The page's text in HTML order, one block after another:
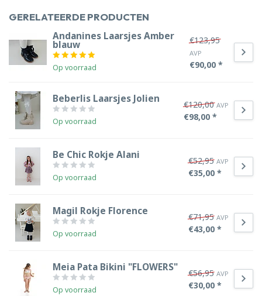
GERELATEERDE PRODUCTEN
Andanines Laarsjes Amber
blauw
Op voorraad
€123,95
AVP
€90,00 *
Beberlis Laarsjes Jolien
Op voorraad
€120,00 AVP
€98,00 *
Be Chic Rokje Alani
Op voorraad
€52,95 AVP
€35,00 *
Magil Rokje Florence
Op voorraad
€71,95 AVP
€43,00 *
Meia Pata Bikini "FLOWERS"
Op voorraad
€56,95 AVP
€30,00 *